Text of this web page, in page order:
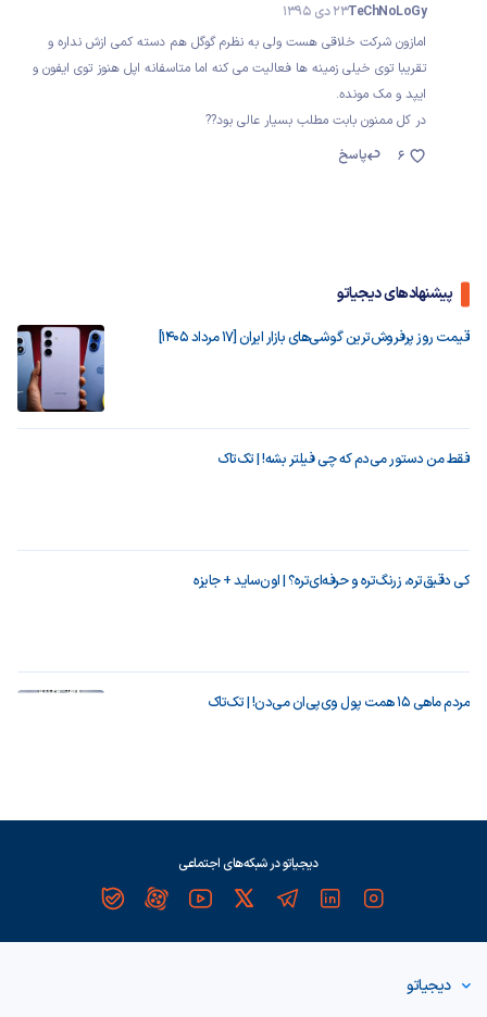
TeChNoLoGy23 دی 1395
امازون شرکت خلاقی هست ولی به نظرم گوگل هم دسته کمی ازش نداره و
تقریبا توی خیلی زمینه ها فعالیت می کنه اما متاسفانه اپل هنوز توی ایفون و
ایپد و مک مونده.
در کل ممنون بابت مطلب بسیار عالی بود??
پاسخ
6
پیشنهادهای دیجیاتو
قیمت روز پرفروش‌ترین گوشی‌های بازار ایران [17 مرداد 1405]
فقط من دستور می‌دم که چی فیلتر بشه! | تک‌تاک
کی دقیق‌تره، زرنگ‌تره و حرفه‌ای‌تره؟ | اون‌ساید + جایزه
مردم ماهی ۱۵ همت پول وی‌پی‌ان می‌دن! | تک‌تاک
دیجیاتو در شبکه‌های اجتماعی
دیجیاتو